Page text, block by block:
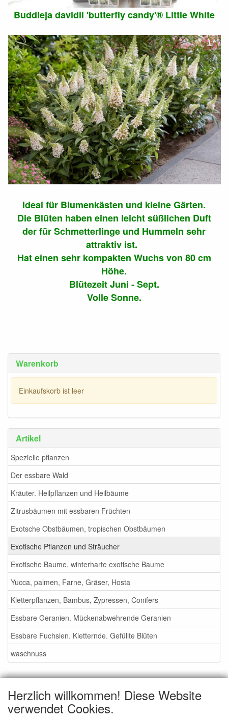
Warenkorb
Einkaufskorb ist leer
Artikel
Spezielle pflanzen
Der essbare Wald
Kräuter. Heilpflanzen und Heilbäume
Zitrusbäumen mit essbaren Früchten
Exotsche Obstbäumen, tropischen Obstbäumen
Exotische Pflanzen und Sträucher
Exotische Baume, winterharte exotische Baume
Yucca, palmen, Farne, Gräser, Hosta
Kletterpflanzen, Bambus, Zypressen, Conifers
Essbare Geranien. Mückenabwehrende Geranien
Essbare Fuchsien. Kletternde. Gefüllte Blüten
waschnuss
Gartenmessen 2026
Buddleja davidii 'butterfly candy'® Little White
Ideal für Blumenkästen und kleine Gärten.
Die Blüten haben einen leicht süßlichen Duft
der für Schmetterlinge und Hummeln sehr
attraktiv ist.
Hat einen sehr kompakten Wuchs von 80 cm
Höhe.
Blütezeit Juni - Sept.
Volle Sonne.
Herzlich willkommen! Diese Website
verwendet Cookies.